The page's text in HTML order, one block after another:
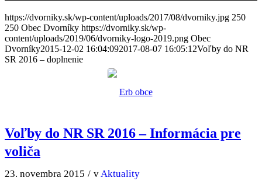
https://dvorniky.sk/wp-content/uploads/2017/08/dvorniky.jpg 250
250 Obec Dvorníky https://dvorniky.sk/wp-
content/uploads/2019/06/dvorniky-logo-2019.png Obec
Dvorníky2015-12-02 16:04:092017-08-07 16:05:12Voľby do NR
SR 2016 – doplnenie
Voľby do NR SR 2016 – Informácia pre
voliča
23. novembra 2015 / v Aktuality